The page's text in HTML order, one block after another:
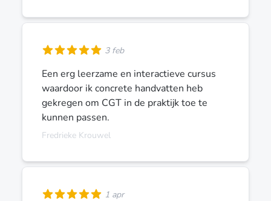
3 feb
Een erg leerzame en interactieve cursus
waardoor ik concrete handvatten heb
gekregen om CGT in de praktijk toe te
kunnen passen.
Fredrieke Krouwel
1 apr